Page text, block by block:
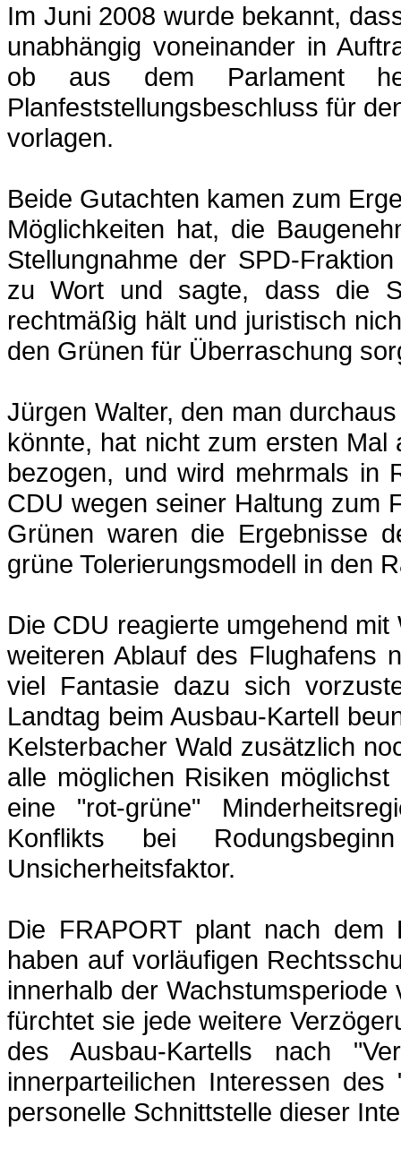
Im Juni 2008 wurde bekannt,
unabhängig voneinander in
ob aus dem Parlament
Planfeststellungsbeschluss für
vorlagen.
Beide Gutachten kamen zum
Möglichkeiten hat, die
Stellungnahme der SPD-
zu Wort und sagte, dass die
rechtmäßig hält und juristisch
den Grünen für Überraschung
Jürgen Walter, den man
könnte, hat nicht zum ersten
bezogen, und wird mehrmals in
CDU wegen seiner Haltung zum
Grünen waren die Ergebnisse
grüne Tolerierungsmodell in den
Die CDU reagierte umgehend
weiteren Ablauf des Flughafens
viel Fantasie dazu sich
Landtag beim Ausbau-Kartell
Kelsterbacher Wald zusätzlich
alle möglichen Risiken möglichst
eine "rot-grüne"
Konflikts bei
Unsicherheitsfaktor.
Die FRAPORT plant nach dem
haben auf vorläufigen
innerhalb der
fürchtet sie jede weitere
des Ausbau-Kartells nach
innerparteilichen Interessen
personelle Schnittstelle dieser